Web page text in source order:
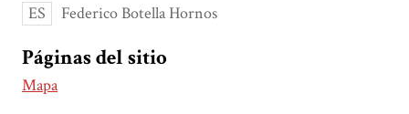
ES Federico Botella Hornos
Páginas del sitio
Mapa